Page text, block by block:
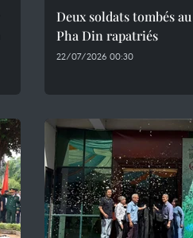
Deux soldats tombés
Pha Din rapatriés
22/07/2026 00:30